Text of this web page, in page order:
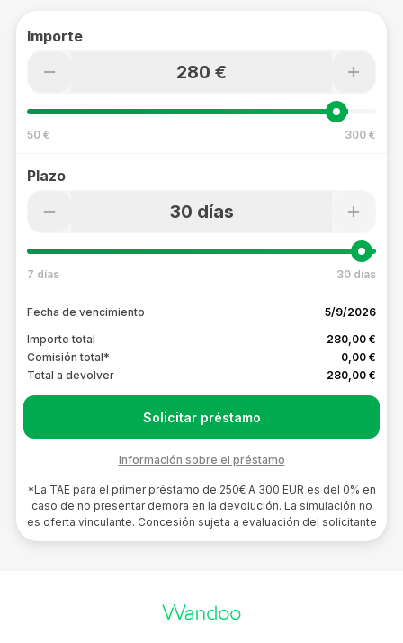
Importe
280 €
50 € 300 €
Plazo
30 días
7 días 30 días
Fecha de vencimiento
5/9/2026
Importe total
280,00 €
Comisión total*
0,00 €
Total a devolver
280,00 €
Solicitar préstamo
Información sobre el préstamo
*La TAE para el primer préstamo de 250€ A 300 EUR es del 0% en
caso de no presentar demora en la devolución. La simulación no
es oferta vinculante. Concesión sujeta a evaluación del solicitante